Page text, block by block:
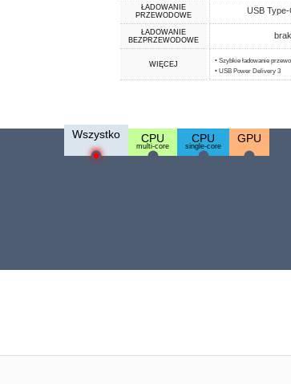
ŁADOWANIE
PRZEWODOWE
USB
ŁADOWANIE
BEZPRZEWODOWE
brak
WIĘCEJ
• Szybkie ładowanie
• USB Power Delivery 3
Wszystko CPU
multi-core
CPU
single-core
GPU